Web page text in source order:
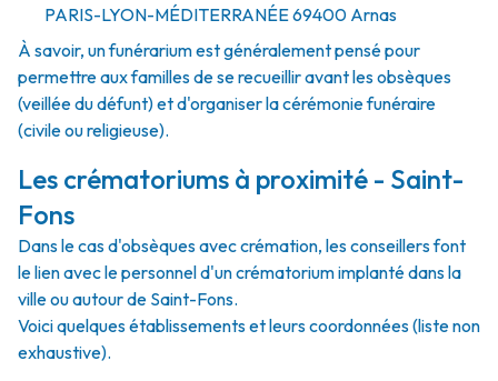
PARIS-LYON-MÉDITERRANÉE69400 Arnas
À savoir, un funérarium est généralement pensé pour
permettre aux familles de se recueillir avant les obsèques
(veillée du défunt) et d'organiser la cérémonie funéraire
(civile ou religieuse).
Les crématoriums à proximité - Saint-
Fons
Dans le cas d'obsèques avec crémation, les conseillers font
le lien avec le personnel d'un crématorium implanté dans la
ville ou autour de Saint-Fons.
Voici quelques établissements et leurs coordonnées (liste non
exhaustive).